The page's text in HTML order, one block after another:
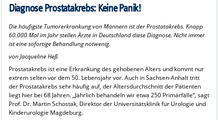
ZENTRALE EINRICHTUNGEN
PRESSE
ÜBER UNS
INTERNATIONAL
Diagnose Prostatakrebs: Keine Panik!
Die häufigste Tumorerkrankung von Männern ist der Prostatakrebs. Knapp
60.000 Mal im Jahr stellen Ärzte in Deutschland diese Diagnose. Nicht immer
ist eine sofortige Behandlung notwenig.
von Jacqueline Heß
Prostatakrebs ist eine Erkrankung des gehobenen Alters und kommt nur
extrem selten vor dem 50. Lebensjahr vor. Auch in Sachsen-Anhalt tritt
der Prostatakrebs sehr häufig auf, der Altersdurchschnitt der Patienten
liegt hier bei 68 Jahren. „Jährlich behandeln wir etwa 250 Primärfälle“, sagt
Prof. Dr. Martin Schostak, Direktor der Universitätsklinik für Urologie und
Kinderurologie Magdeburg.